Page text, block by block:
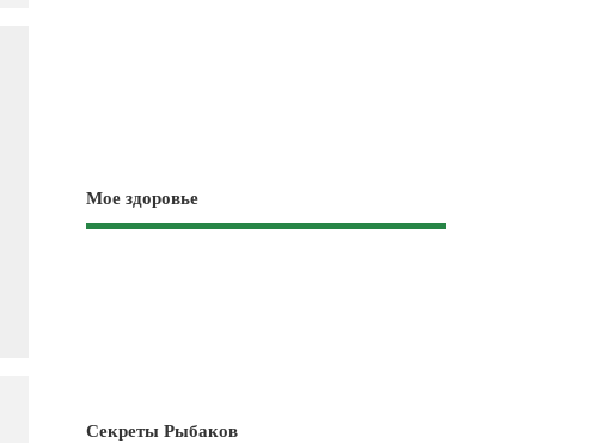
Мое здоровье
Секреты Рыбаков